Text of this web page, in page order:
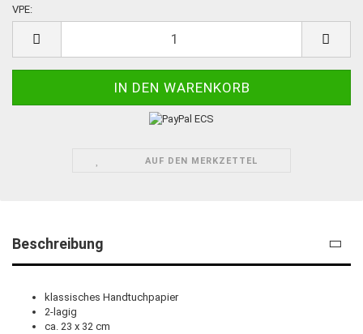
VPE:
AUF DEN MERKZETTEL
Beschreibung
klassisches Handtuchpapier
2-lagig
ca. 23 x 32 cm